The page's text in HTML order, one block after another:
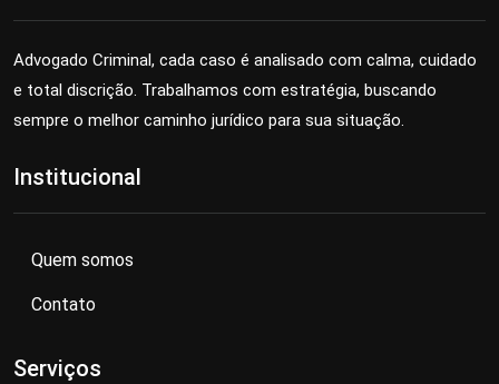
Advogado Criminal, cada caso é analisado com calma, cuidado
e total discrição. Trabalhamos com estratégia, buscando
sempre o melhor caminho jurídico para sua situação.
Institucional
Quem somos
Contato
Serviços